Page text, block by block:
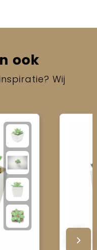
ook
Wij